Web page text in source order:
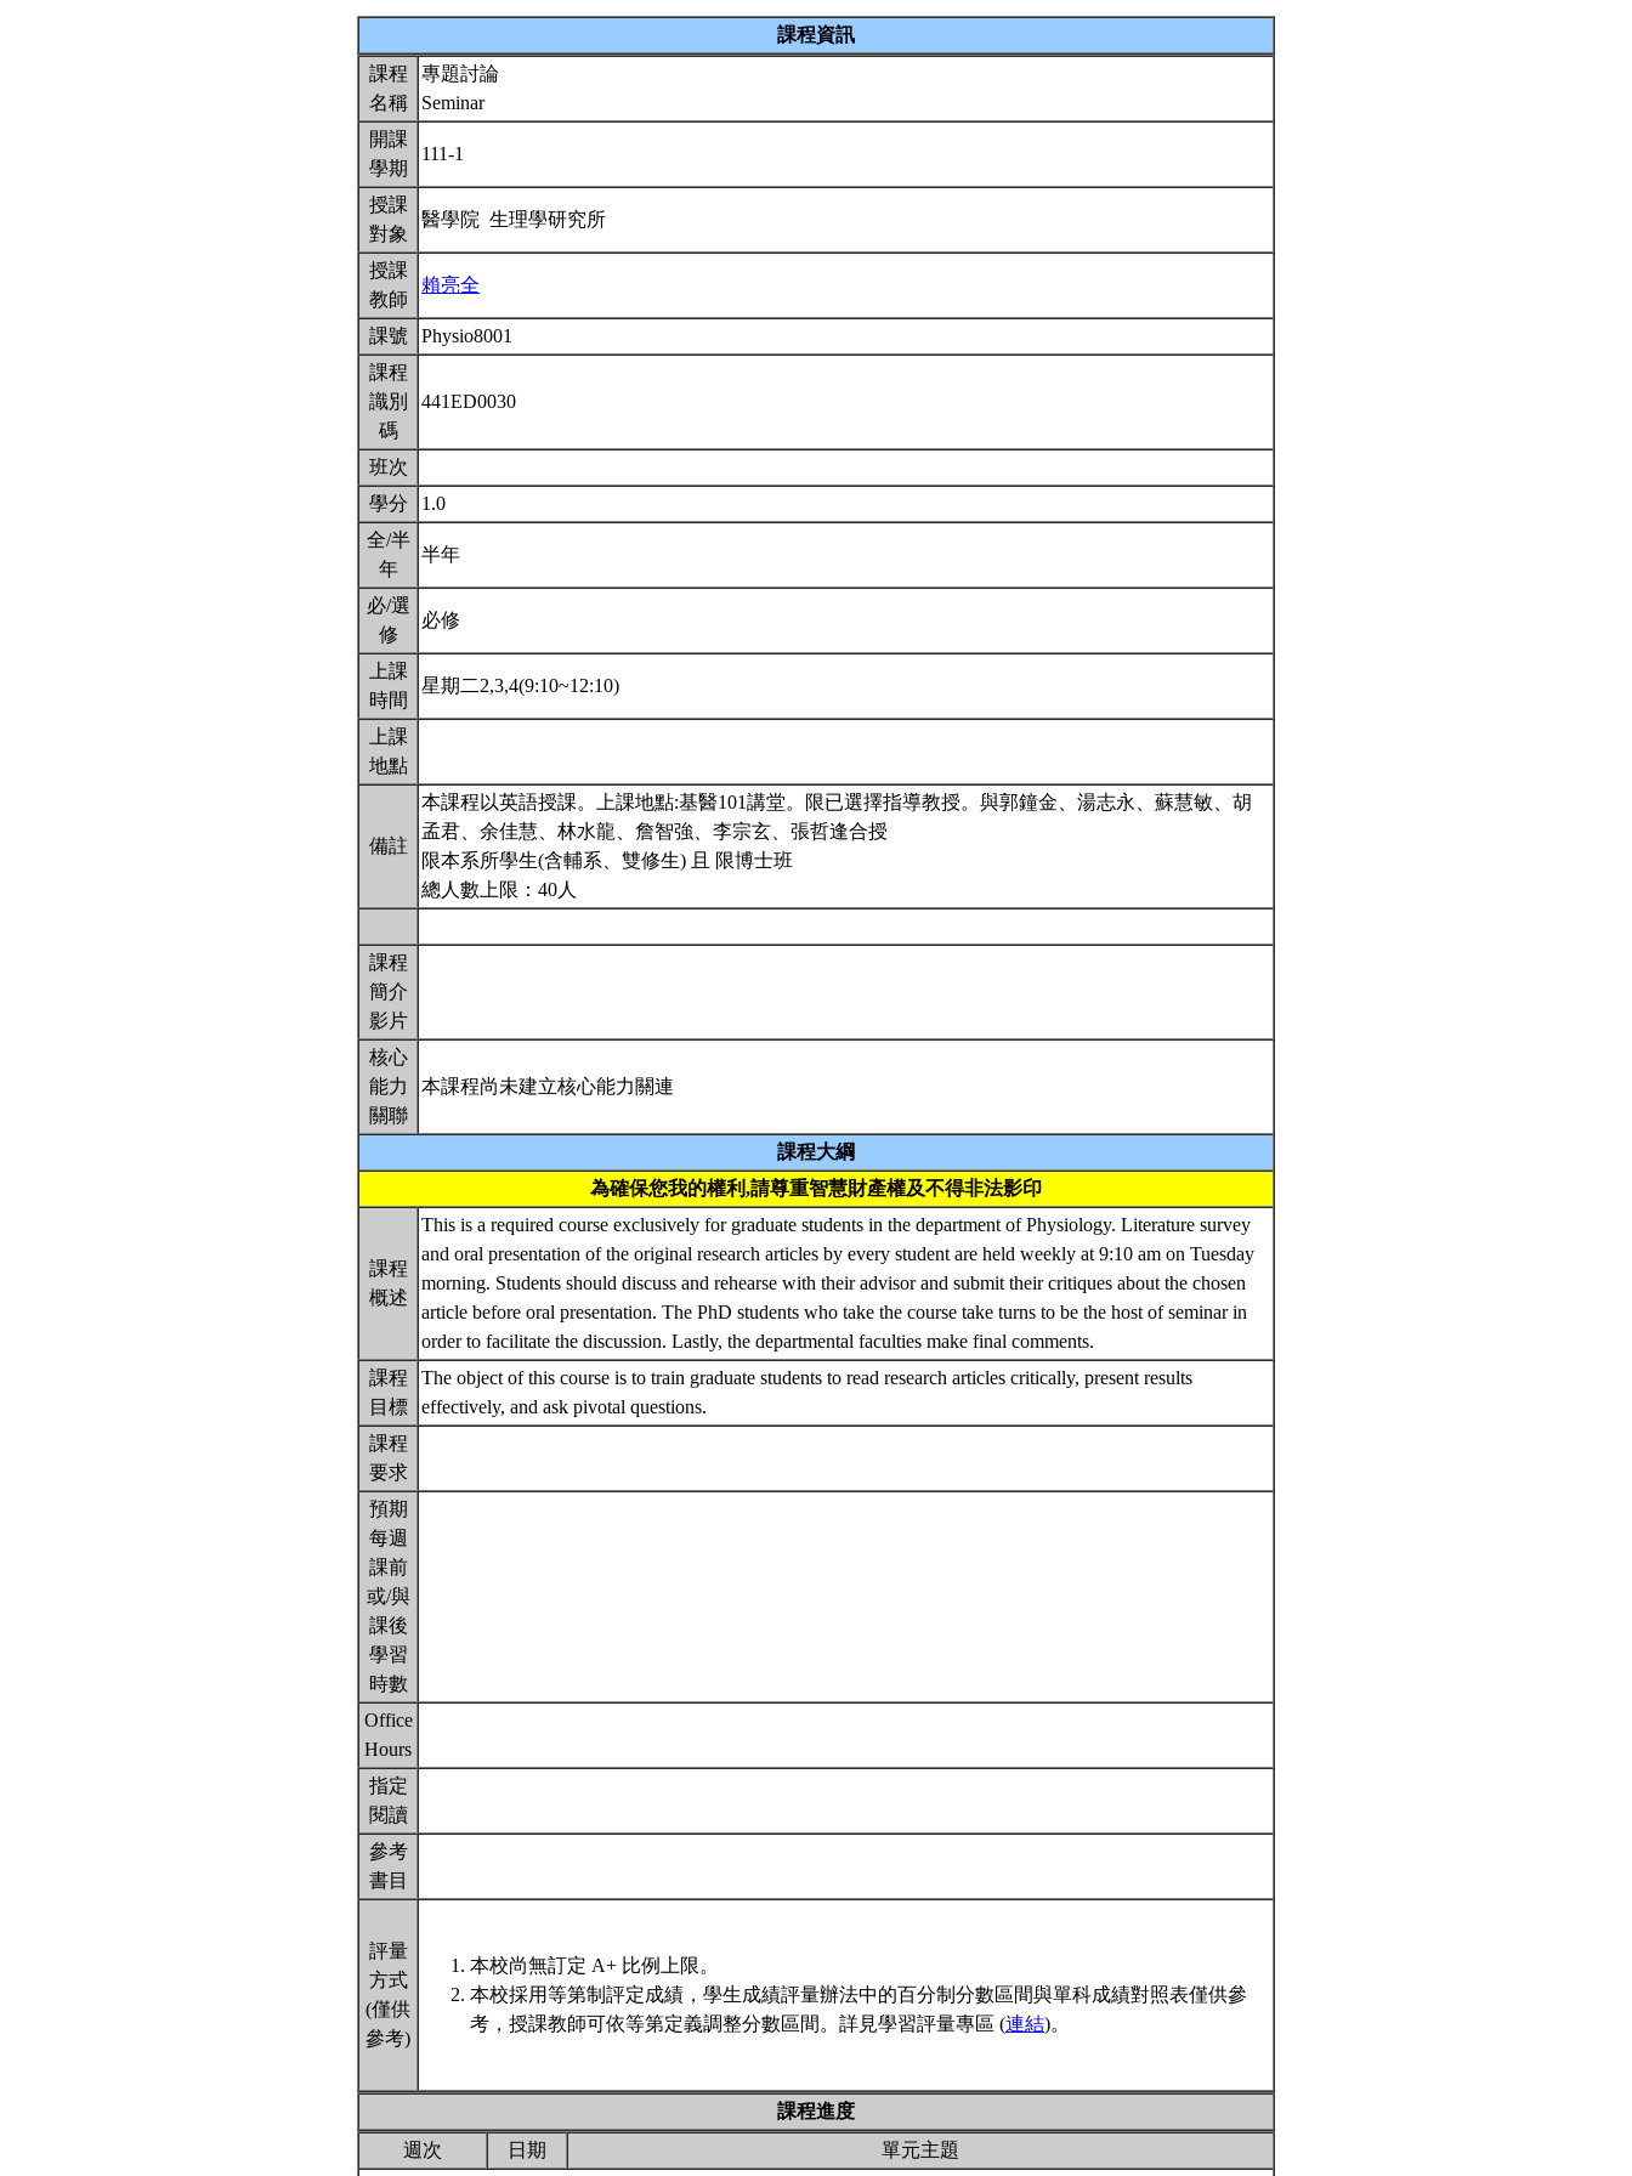
課程資訊
課程
名稱
專題討論
Seminar
開課
學期
111-1
授課
對象
醫學院 生理學研究所
授課
教師
賴亮全
課號
Physio8001
課程
識別
碼
441ED0030
班次
學分
1.0
全/半
年
半年
必/選
修
必修
上課
時間
星期二2,3,4(9:10~12:10)
上課
地點
備註
本課程以英語授課。上課地點:基醫101講堂。限已選擇指導教授。與郭鐘金、湯志永、蘇慧敏、胡
孟君、余佳慧、林水龍、詹智強、李宗玄、張哲逢合授
限本系所學生(含輔系、雙修生) 且 限博士班
總人數上限：40人
課程
簡介
影片
核心
能力
關聯
本課程尚未建立核心能力關連
課程大綱
為確保您我的權利,請尊重智慧財產權及不得非法影印
課程
概述
This is a required course exclusively for graduate students in the department of Physiology. Literature survey
and oral presentation of the original research articles by every student are held weekly at 9:10 am on Tuesday
morning. Students should discuss and rehearse with their advisor and submit their critiques about the chosen
article before oral presentation. The PhD students who take the course take turns to be the host of seminar in
order to facilitate the discussion. Lastly, the departmental faculties make final comments.
課程
目標
The object of this course is to train graduate students to read research articles critically, present results
effectively, and ask pivotal questions.
課程
要求
預期
每週
課前
或/與
課後
學習
時數
Office
Hours
指定
閱讀
參考
書目
評量
方式
(僅供
參考)
本校尚無訂定 A+ 比例上限。
本校採用等第制評定成績，學生成績評量辦法中的百分制分數區間與單科成績對照表僅供參
考，授課教師可依等第定義調整分數區間。詳見學習評量專區 (連結)。
課程進度
週次
日期 單元主題